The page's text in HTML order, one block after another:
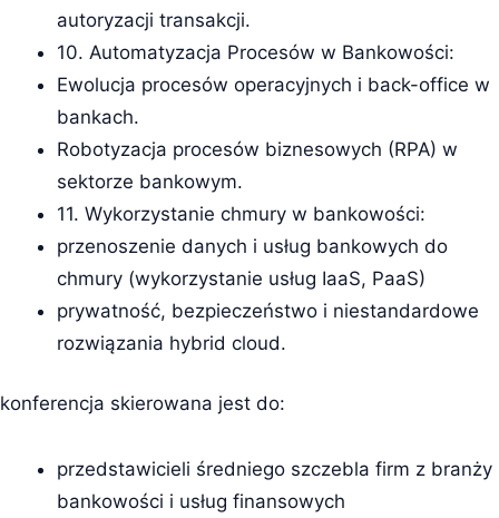
autoryzacji transakcji.
10. Automatyzacja Procesów w Bankowości:
Ewolucja procesów operacyjnych i back-office w
bankach.
Robotyzacja procesów biznesowych (RPA) w
sektorze bankowym.
11. Wykorzystanie chmury w bankowości:
przenoszenie danych i usług bankowych do
chmury (wykorzystanie usług IaaS, PaaS)
prywatność, bezpieczeństwo i niestandardowe
rozwiązania hybrid cloud.
konferencja skierowana jest do:
przedstawicieli średniego szczebla firm z branży
bankowości i usług finansowych